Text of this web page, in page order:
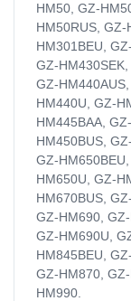
HM50, GZ-
HM50RUS,
HM301BEU,
GZ-
GZ-
HM440U, GZ-
HM445BAA,
HM450BUS,
GZ-
HM650U, GZ-
HM670BUS,
GZ-HM690,
GZ-HM690U,
HM845BEU,
GZ-HM870,
HM990.